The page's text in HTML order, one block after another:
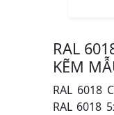
RAL
KẼM
RAL 6018
RAL 6018